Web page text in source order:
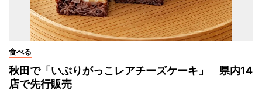
食べる
秋田で「いぶりがっこレアチーズケーキ」 県内14
店で先行販売